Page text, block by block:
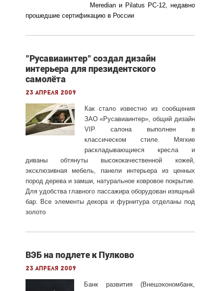
Meredian и Pilatus PC-12, недавно
прошедшие сертификациюв России
"Русавиаинтер" создал дизайн
интерьера для президентского
самолёта
23 апреля 2009
Как стало известно из сообщения
ЗАО «Русавиаинтер», общий дизайн
VIP салона выполнен в
классическом стиле. Мягкие
раскладывающиеся кресла и
диваны обтянуты высококачественной кожей,
эксклюзивная мебель, панели интерьера из ценных
пород дерева и замши, натуральное ковровое покрытие.
Для удобства главного пассажира оборудован изящный
бар. Все элементы декора и фурнитура отделаны под
золото
ВЭБ на подлете к Пулково
23 апреля 2009
Банк развития (Внешэкономбанк,